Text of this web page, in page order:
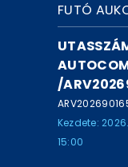
FUTÓ
/
Kezdete:
15:00